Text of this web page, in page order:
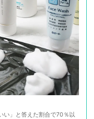
い」と答えた割合で70％以